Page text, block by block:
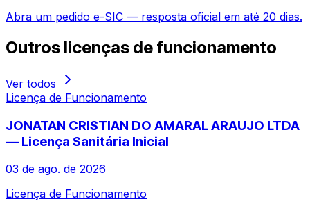
Abra um pedido e-SIC — resposta oficial em até 20 dias.
Outros licenças de funcionamento
Ver todos
Licença de Funcionamento
JONATAN CRISTIAN DO AMARAL ARAUJO LTDA
— Licença Sanitária Inicial
03 de ago. de 2026
Licença de Funcionamento